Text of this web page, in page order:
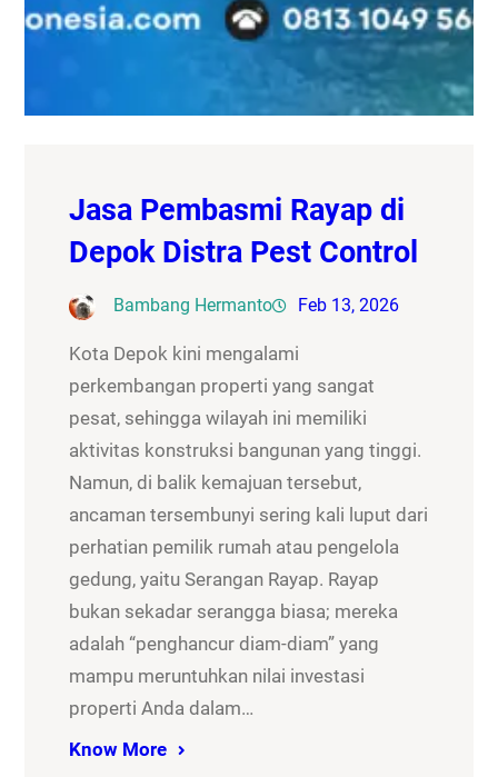
Jasa Pembasmi Rayap di
Depok Distra Pest Control
Bambang Hermanto Feb 13, 2026
Kota Depok kini mengalami
perkembangan properti yang sangat
pesat, sehingga wilayah ini memiliki
aktivitas konstruksi bangunan yang tinggi.
Namun, di balik kemajuan tersebut,
ancaman tersembunyi sering kali luput dari
perhatian pemilik rumah atau pengelola
gedung, yaitu Serangan Rayap. Rayap
bukan sekadar serangga biasa; mereka
adalah “penghancur diam-diam” yang
mampu meruntuhkan nilai investasi
properti Anda dalam…
Know More